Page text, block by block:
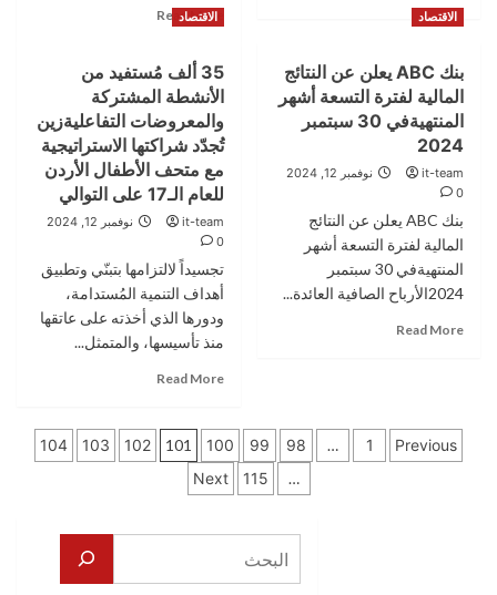
الإسكان
ينظم
يوماً
وظيفياً
المدارس
مع
إنجاز
في
Iskan
Read More
الأردني
الكويتي
يشارك
في
رعاية
حملة
قادة
الأعمال
أطلقتها
مؤسسة
إنجاز
للعام
السادس
الاقتصاد
بنك ABC يعلن عن النتائج
المالية لفترة التسعة أشهر
المنتهيةفي 30 سبتمبر
2024
it-team
نوفمبر 12, 2024
0
بنك ABC يعلن عن النتائج
المالية لفترة التسعة أشهر
المنتهيةفي 30 سبتمبر
2024الأرباح الصافية العائدة...
Read More
يعلن
عن
الاقتصاد
35 ألف مُستفيد من
الأنشطة المشتركة
والمعروضات التفاعليةزين
تُجدّد شراكتها الاستراتيجية
مع متحف الأطفال الأردن
للعام الـ17 على التوالي
it-team
نوفمبر 12, 2024
0
تجسيداً لالتزامها بتبنّي وتطبيق
أهداف التنمية المُستدامة،
ودورها الذي أخذته على عاتقها
منذ تأسيسها، والمتمثل...
Read More
35
ألف
والمعروضات
التفاعليةزين
تعدد
Previous
1
…
98
99
100
101
102
103
104
…
115
Next
البحث